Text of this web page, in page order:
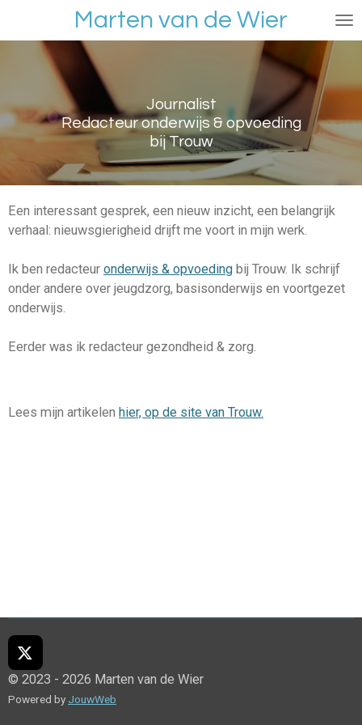
hoofdinhoud
Marten van de Wier
Journalist
Redacteur onderwijs & opvoeding
bij Trouw
Een interessant gesprek, een nieuw inzicht, een belangrijk
verhaal: nieuwsgierigheid drijft me voort in mijn werk.
Ik ben redacteur onderwijs & opvoeding bij Trouw. Ik schrijf
onder andere over jeugdzorg, basisonderwijs en voortgezet
onderwijs.
Eerder was ik redacteur gezondheid & zorg.
Lees mijn artikelen hier, op de site van Trouw.
X
© 2023 - 2026 Marten van de Wier
Powered by JouwWeb